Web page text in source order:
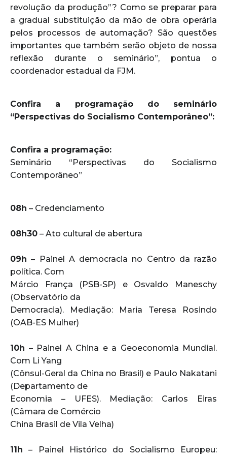
revolução da produção”? Como se preparar para
a gradual substituição da mão de obra operária
pelos processos de automação? São questões
importantes que também serão objeto de nossa
reflexão durante o seminário”, pontua o
coordenador estadual da FJM.
Confira a programação do seminário
“Perspectivas do Socialismo Contemporâneo”:
Confira a programação:
Seminário “Perspectivas do Socialismo
Contemporâneo”
08h – Credenciamento
08h30 – Ato cultural de abertura
09h – Painel A democracia no Centro da razão
política. Com
Márcio França (PSB-SP) e Osvaldo Maneschy
(Observatório da
Democracia). Mediação: Maria Teresa Rosindo
(OAB-ES Mulher)
10h – Painel A China e a Geoeconomia Mundial.
Com Li Yang
(Cônsul-Geral da China no Brasil) e Paulo Nakatani
(Departamento de
Economia – UFES). Mediação: Carlos Eiras
(Câmara de Comércio
China Brasil de Vila Velha)
11h – Painel Histórico do Socialismo Europeu: